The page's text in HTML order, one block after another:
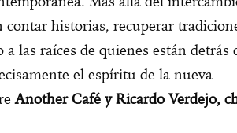
contar historias, recuperar
a las raíces de quienes están detrás
el espíritu de la nueva
Another Café y Ricardo Verdejo,